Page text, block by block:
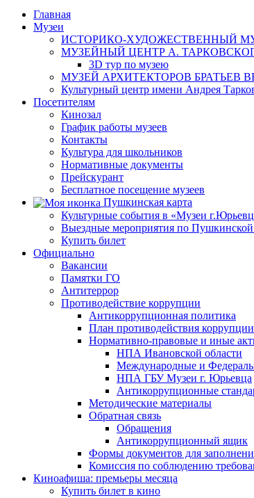
Главная
Музеи
ИСТОРИКО-ХУДОЖЕСТВЕННЫЙ
МУЗЕЙНЫЙ ЦЕНТР А.
3D тур по музею
МУЗЕЙ АРХИТЕКТОРОВ БРАТЬЕВ
Культурный центр имени Андрея
Посетителям
Кинозал
График работы музеев
Контакты
Культура для школьников
Нормативные документы
Прейскурант
Бесплатное посещение музеев
Пушкинская карта
Культурные события в «Музеи
Выездные мероприятия по Пушкинской
Купить билет
Официально
Вакансии
Памятки ГО
Антитеррор
Противодействие коррупции
Антикоррупционная политика
План противодействия
Нормативно-правовые и иные
НПА Ивановской области
Международные и
НПА ГБУ Музеи г. Юрьевца
Антикоррупционные
Методические материалы
Обратная связь
Обращения
Антикоррупционный ящик
Формы документов для
Комиссия по соблюдению
Киноафиша: премьеры месяца
Купить билет в кино